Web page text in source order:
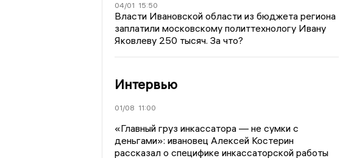
04/01 15:50
Власти Ивановской области из бюджета региона
заплатили московскому политтехнологу Ивану
Яковлеву 250 тысяч. За что?
Интервью
01/08 11:00
«Главный груз инкассатора — не сумки с
деньгами»: ивановец Алексей Костерин
рассказал о специфике инкассаторской работы